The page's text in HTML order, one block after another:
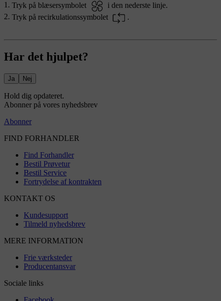
Tryk på blæsersymbolet
i den nederste linje.
Tryk på recirkulationssymbolet
.
Har det hjulpet?
Ja Nej